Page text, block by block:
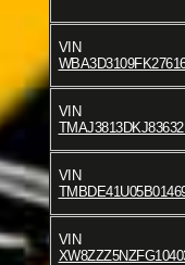
VIN
VIN
VIN
VIN